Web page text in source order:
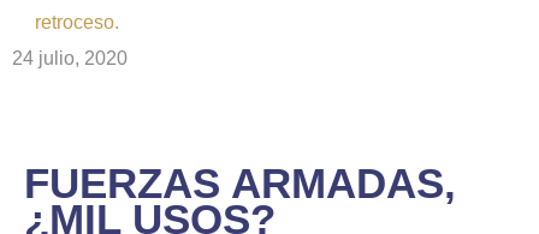
retroceso.
24 julio, 2020
FUERZAS ARMADAS,
¿MIL USOS?